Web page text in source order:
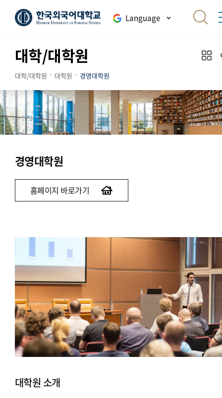
Language
대학/대학원
대학/대학원 대학원 경영대학원
경영대학원
홈페이지 바로가기
대학원 소개